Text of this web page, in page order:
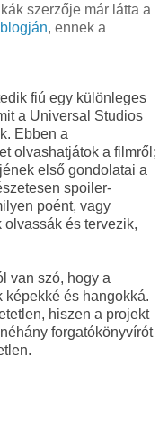
szerzője már látta a
blogján, ennek a
fiú egy különleges
a Universal Studios
Ebben a
olvashatjátok a filmről;
első gondolatai a
spoiler-
poént, vagy
és tervezik,
van szó, hogy a
képekké és hangokká.
hiszen a projekt
forgatókönyvírót